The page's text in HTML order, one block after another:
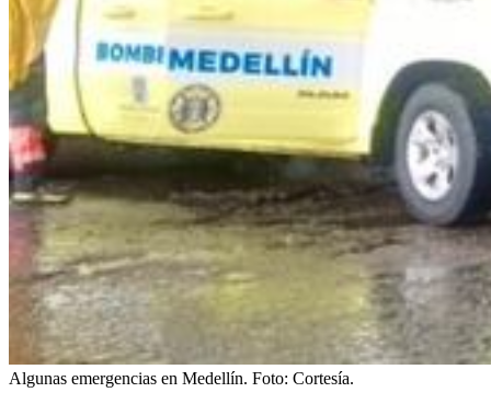
Algunas emergencias en Medellín. Foto: Cortesía.